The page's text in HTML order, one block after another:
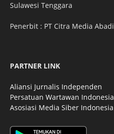
Sulawesi Tenggara
Penerbit : PT Citra Media Abadi
PARTNER LINK
Aliansi Jurnalis Independen
Persatuan Wartawan Indonesia
Asosiasi Media Siber Indonesia